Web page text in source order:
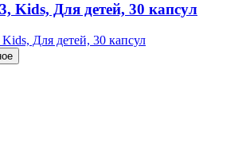
Kids, Для детей, 30 капсул